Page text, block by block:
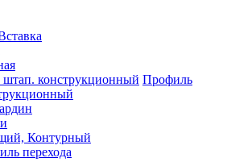
Профиль
Контурный
перехода